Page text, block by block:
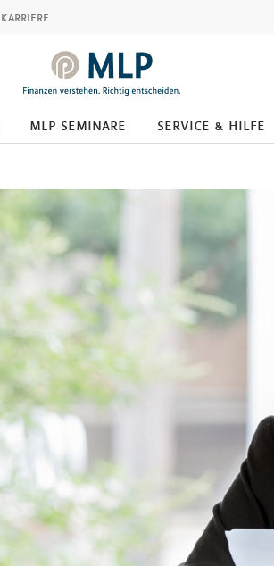
karriere
mlp seminare service & hilfe